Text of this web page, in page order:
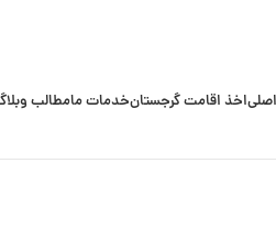
اخذ اقامت گرجستانخدمات مامطالب